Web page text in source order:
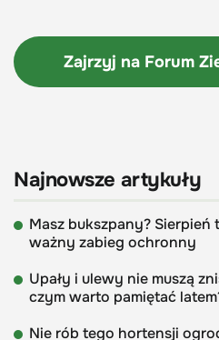
Zajrzyj na Forum
Najnowsze artykuły
Masz bukszpany?
ważny zabieg ochronny
Upały i ulewy nie muszą
czym warto pamiętać
Nie rób tego hortensji